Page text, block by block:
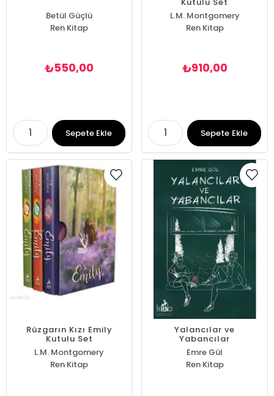
Betül Güçlü
Ren Kitap
₺550,00
Sepete Ekle
L.M. Montgomery
Ren Kitap
₺910,00
Sepete Ekle
Rüzgarın Kızı Emily
Kutulu Set
L.M. Montgomery
Ren Kitap
Yalancılar ve
Yabancılar
Emre Gül
Ren Kitap